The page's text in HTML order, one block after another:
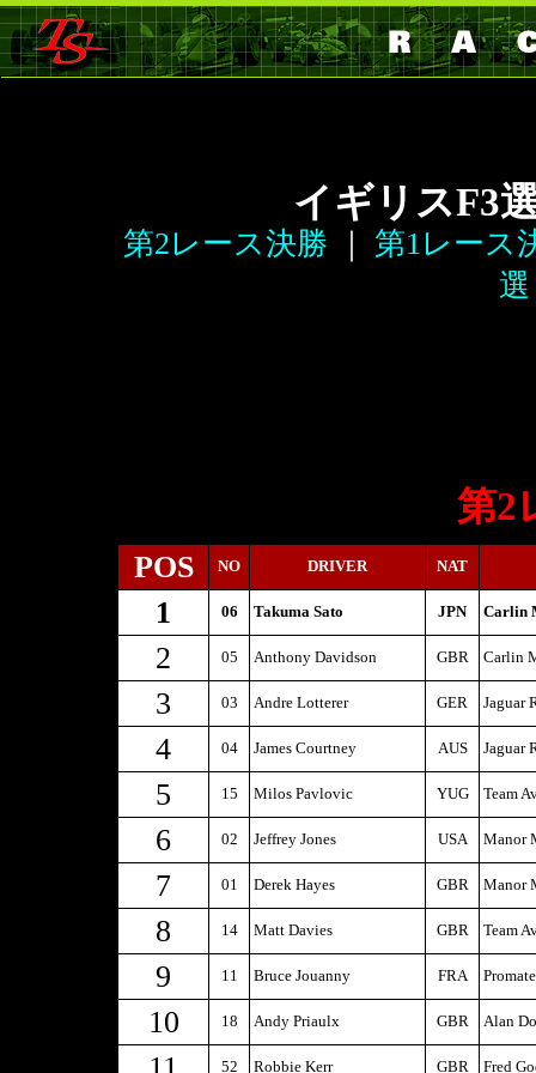
イギリスF3
第2レース決勝
第1レース
選
第2
POS NO DRIVER NAT
1 06 Takuma Sato JPN Carlin
2 05 Anthony Davidson GBR Carlin
3 03 Andre Lotterer GER Jaguar
4 04 James Courtney AUS Jaguar
5 15 Milos Pavlovic YUG Team
6 02 Jeffrey Jones USA Manor
7 01 Derek Hayes GBR Manor
8 14 Matt Davies GBR Team
9 11 Bruce Jouanny FRA
10 18 Andy Priaulx GBR Alan
52 Robbie Kerr GBR Fred